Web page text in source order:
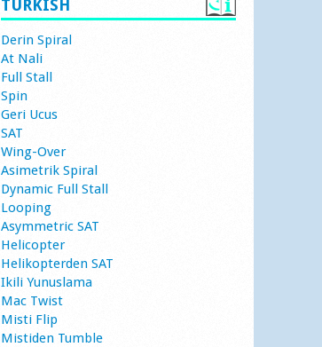
TURKISH
Derin Spiral
At Nali
Full Stall
Spin
Geri Ucus
SAT
Wing-Over
Asimetrik Spiral
Dynamic Full Stall
Looping
Asymmetric SAT
Helicopter
Helikopterden SAT
Ikili Yunuslama
Mac Twist
Misti Flip
Mistiden Tumble